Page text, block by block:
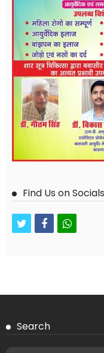
Find Us on Socials
twitterfacebook
Search